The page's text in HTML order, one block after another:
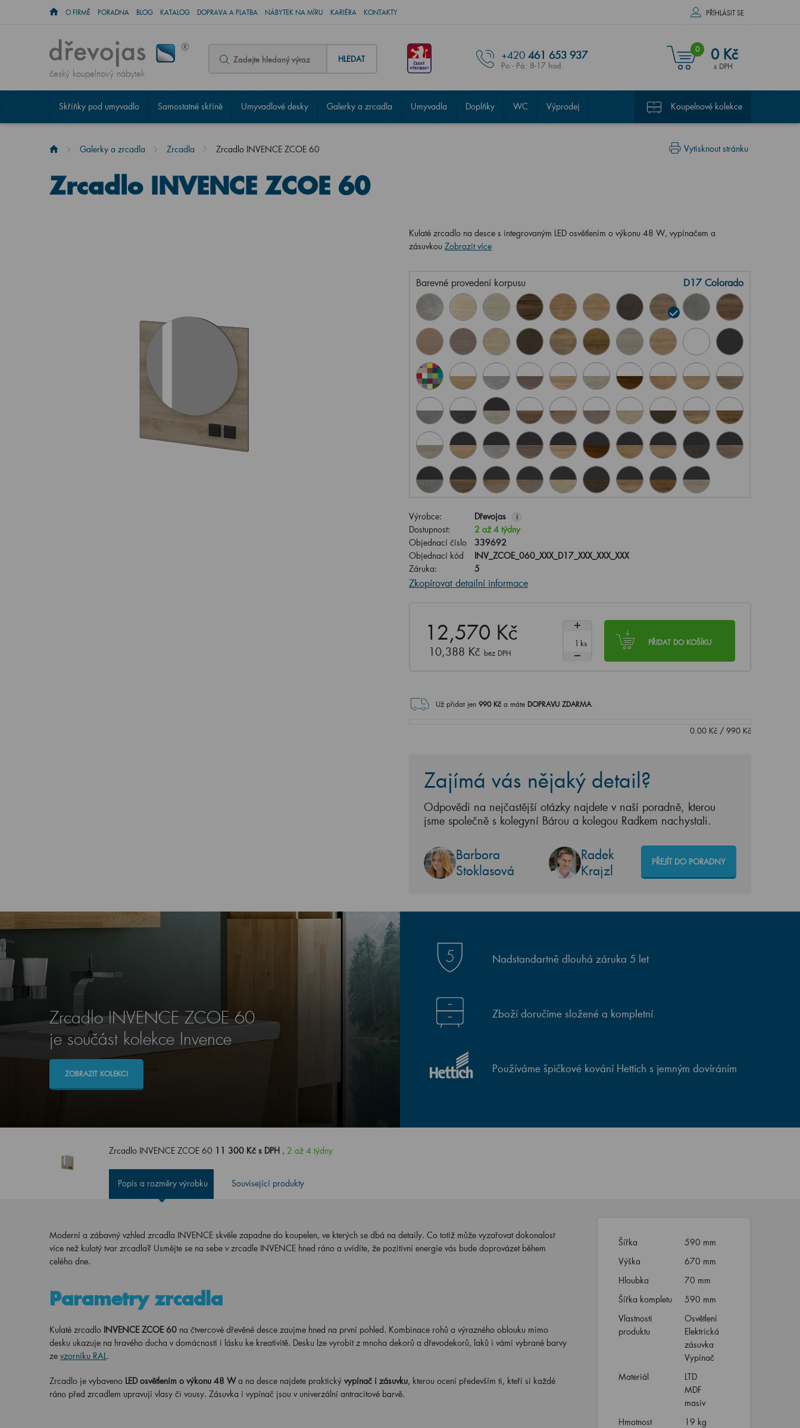
O FIRMĚ PORADNA BLOG KATALOG DOPRAVA A PLATBA NÁBYTEK NA MÍRU KARIÉRA KONTAKTY PŘÍHLÁSIT SE
český koupelnový nábytek
HLEDAT +420 461 653 937
Po - Pá: 8-17 hod.
0 0 Kč
s DPH
Skříňky pod umyvadlo Samostatné skříně Umyvadlové desky Galerky a zrcadla Umyvadla Doplňky WC Výprodej Koupelnové kolekce
Vytisknout stránku
Galerky a zrcadla Zrcadla Zrcadlo INVENCE ZCOE 60
Zrcadlo INVENCE ZCOE 60
Kulaté zrcadlo na desce s integrovaným LED osvětlením o výkonu 48 W, vypínačem a
zásuvkou Zobrazit více
Barevné provedení korpusu D17 Colorado
Výrobce: Dřevojas i
Dostupnost:
2 až 4 týdny
Objednací číslo
339692
Objednací kód
INV_ZCOE_060_XXX_D17_XXX_XXX_XXX
Záruka:
5
Zkopírovat detailní informace
12,570 Kč
10,388 Kč bez DPH
PŘIDAT DO KOŠÍKU
ks
Už přidat jen 990Kč a máte DOPRAVU ZDARMA.
0.00Kč/ 990Kč
Zajímá vás nějaký detail?
Odpovědi na nejčastější otázky najdete v naší poradně, kterou
jsme společně s kolegyní Bárou a kolegou Radkem nachystali.
Barbora
Stoklasová
Radek
Krajzl
PŘEJÍT DO PORADNY
Zrcadlo INVENCE ZCOE 60
je součást kolekce Invence
ZOBRAZIT KOLEKCI
Nadstandartně dlouhá záruka 5 let
Zboží doručíme složené a kompletní
Používáme špičkové kování Hettich s jemným dovíráním
Zrcadlo INVENCE ZCOE 60 11 300 Kč s DPH , 2 až 4 týdny
Popis a rozměry výrobku Související produkty
Moderní a zábavný vzhled zrcadla INVENCE skvěle zapadne do koupelen, ve kterých se dbá na detaily. Co totiž může vyzařovat dokonalost
více než kulatý tvar zrcadla? Usmějte se na sebe v zrcadle INVENCE hned ráno a uvidíte, že pozitivní energie vás bude doprovázet během
celého dne.
Parametry zrcadla
Kulaté zrcadlo INVENCE ZCOE 60na čtvercové dřevěné desce zaujme hned na první pohled. Kombinace rohů a výrazného oblouku mimo
desku ukazuje na hravého ducha v domácnosti i lásku ke kreativitě. Desku lze vyrobit z mnoha dekorů a dřevodekorů, laků i vámi vybrané barvy
ze vzorníku RAL.
Zrcadlo je vybaveno LED osvětlením o výkonu 48 Wa na desce najdete praktický vypínač i zásuvku, kterou ocení především ti, kteří si každé
ráno před zrcadlem upravují vlasy či vousy. Zásuvka i vypínač jsou v univerzální antracitové barvě.
Šířka
590 mm
Výška
670 mm
Hloubka
70 mm
Šířka kompletu
590 mm
Vlastnosti
produktu
Osvětlení
Elektrická
zásuvka
Vypínač
Materiál
LTD
MDF
masiv
Hmotnost
19 kg